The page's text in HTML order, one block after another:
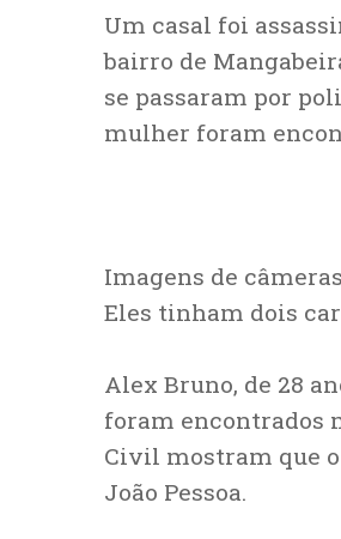
Um casal foi
bairro de
se passaram por
mulher foram
Imagens de
Eles tinham dois
Alex Bruno, de 28
foram encontrados
Civil mostram que
João Pessoa.